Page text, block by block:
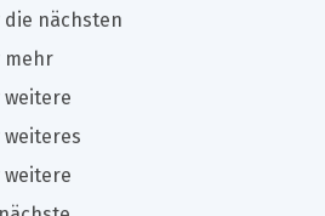
nächsten
mehr